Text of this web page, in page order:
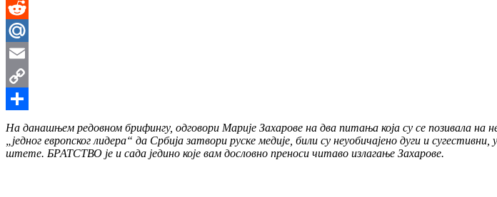
LinkedIn
Reddit
Mail.Ru
Email
Copy
Link
Share
На данашњем редовном брифингу, одговори Марије Захарове на два питања која су се позивала на
„једног европског лидера“ да Србија затвори руске медије, били су неуобичајено дуги и
штете. БРАТСТВО је и сада једино које вам дословно преноси читаво излагање Захарове.